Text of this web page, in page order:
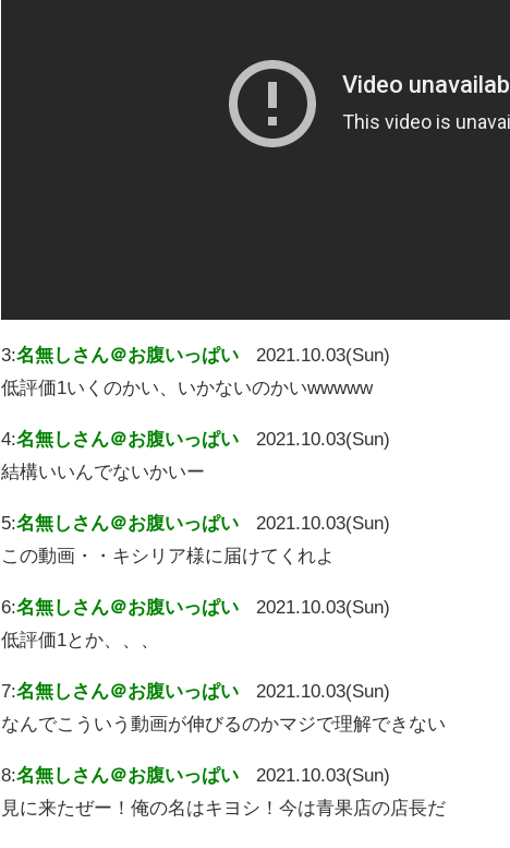
3:名無しさん＠お腹いっぱい
2021.10.03(Sun)
低評価1いくのかい、いかないのかいwwwww
4:名無しさん＠お腹いっぱい
2021.10.03(Sun)
結構いいんでないかいー
5:名無しさん＠お腹いっぱい
2021.10.03(Sun)
この動画・・キシリア様に届けてくれよ
6:名無しさん＠お腹いっぱい
2021.10.03(Sun)
低評価1とか、、、
7:名無しさん＠お腹いっぱい
2021.10.03(Sun)
なんでこういう動画が伸びるのかマジで理解できない
8:名無しさん＠お腹いっぱい
2021.10.03(Sun)
見に来たぜー！俺の名はキヨシ！今は青果店の店長だ